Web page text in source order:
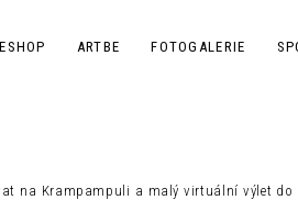
ESHOP ARTBE FOTOGALERIE
na Krampampuli a malý virtuální výlet do